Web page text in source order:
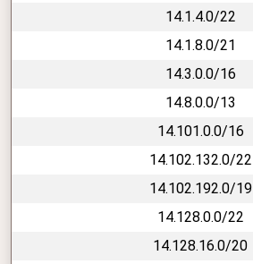
14.1.4.0/22
14.1.8.0/21
14.3.0.0/16
14.8.0.0/13
14.101.0.0/16
14.102.132.0/22
14.102.192.0/19
14.128.0.0/22
14.128.16.0/20